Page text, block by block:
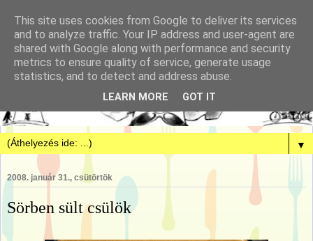
▼
2008. január 31., csütörtök
Sörben sült csülök
This site uses cookies from Google to deliver its services
and to analyze traffic. Your IP address and user-agent are
shared with Google along with performance and security
metrics to ensure quality of service, generate usage
statistics, and to detect and address abuse.
LEARN MORE GOT IT